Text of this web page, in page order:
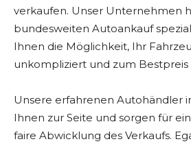
verkaufen. Unser Unternehmen
bundesweiten Autoankauf
Ihnen die Möglichkeit, Ihr
unkompliziert und zum Bestpreis
Unsere erfahrenen Autohändler
Ihnen zur Seite und sorgen für
faire Abwicklung des Verkaufs.